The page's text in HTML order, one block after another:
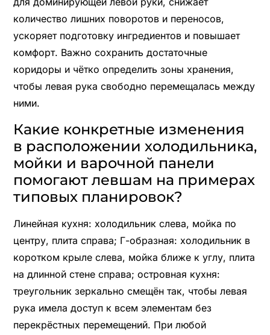
количество лишних поворотов и переносов,
ускоряет подготовку ингредиентов и повышает
комфорт. Важно сохранить достаточные
коридоры и чётко определить зоны хранения,
чтобы левая рука свободно перемещалась между
ними.
Какие конкретные изменения
в расположении холодильника,
мойки и варочной панели
помогают левшам на примерах
типовых планировок?
Линейная кухня: холодильник слева, мойка по
центру, плита справа; Г-образная: холодильник в
коротком крыле слева, мойка ближе к углу, плита
на длинной стене справа; островная кухня:
треугольник зеркально смещён так, чтобы левая
рука имела доступ к всем элементам без
перекрёстных перемещений. При любой